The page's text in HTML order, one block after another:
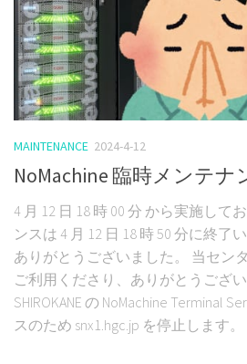
MAINTENANCE 2024-4-12
NoMachine 臨時メンテ
4 月 12 日 18 時 00 分 から実施して
ンスは 4 月 12 日 18 時 50 分に終了
ありがとうございました。 当セン
ご利用くださり、ありがとうござ
SHIROKANE の NoMachine Terminal
スのため snx1.hgc.jp を停止します。